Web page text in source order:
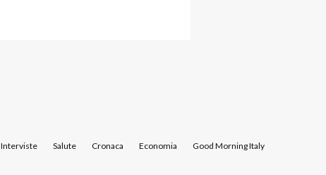
Interviste Salute Cronaca Economia Good Morning Italy